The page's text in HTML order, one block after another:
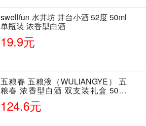
swellfun 水井坊 井台小酒 52度 50ml
单瓶装 浓香型白酒
19.9元
五粮春 五粮液（WULIANGYE） 五
粮春 浓香型白酒 双支装礼盒 50度
500ml*2瓶 含酒具
124.6元